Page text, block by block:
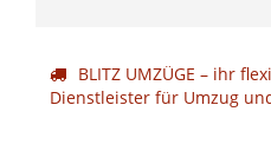
BLITZ UMZÜGE – ihr
Dienstleister für Umzug